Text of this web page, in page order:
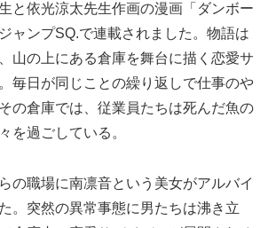
と依光涼太先生作画の漫画「ダンボー
ャンプSQ.で連載されました。物語は
山の上にある倉庫を舞台に描く恋愛サ
毎日が同じことの繰り返しで仕事のや
の倉庫では、従業員たちは死んだ魚の
を過ごしている。
の職場に南凛音という美女がアルバイ
。突然の異常事態に男たちは沸き立